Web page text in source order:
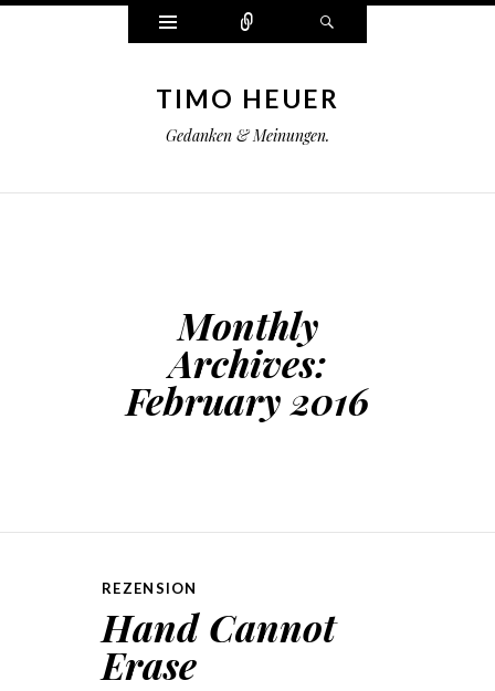
Widgets Connect
TIMO HEUER
Gedanken & Meinungen.
Monthly
Archives:
February 2016
REZENSION
Hand Cannot
Erase